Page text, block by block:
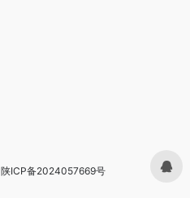
陕ICP备2024057669号